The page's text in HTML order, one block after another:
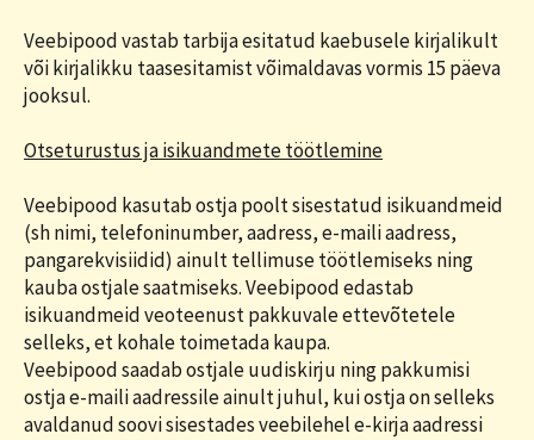
Veebipood vastab tarbija esitatud kaebusele kirjalikult
või kirjalikku taasesitamist võimaldavas vormis 15 päeva
jooksul.
Otseturustus ja isikuandmete töötlemine
Veebipood kasutab ostja poolt sisestatud isikuandmeid
(sh nimi, telefoninumber, aadress, e-maili aadress,
pangarekvisiidid) ainult tellimuse töötlemiseks ning
kauba ostjale saatmiseks. Veebipood edastab
isikuandmeid veoteenust pakkuvale ettevõtetele
selleks, et kohale toimetada kaupa.
Veebipood saadab ostjale uudiskirju ning pakkumisi
ostja e-maili aadressile ainult juhul, kui ostja on selleks
avaldanud soovi sisestades veebilehel e-kirja aadressi